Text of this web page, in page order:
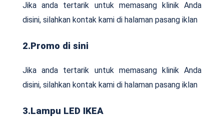
Jika anda tertarik untuk memasang klinik Anda
disini, silahkan kontak kami di halaman pasang iklan
2.Promo di sini
Jika anda tertarik untuk memasang klinik Anda
disini, silahkan kontak kami di halaman pasang iklan
3.Lampu LED IKEA